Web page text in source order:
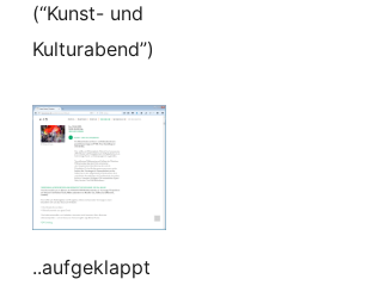
(“Kunst- und
Kulturabend”)
..aufgeklappt